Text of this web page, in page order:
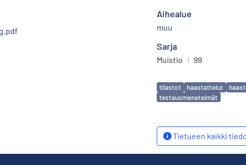
Aihealue
muu
Sarja
Muistio | 99
Avainsanat
tilastot haastattelut
testausmenetelmät
Tietueen kaikki